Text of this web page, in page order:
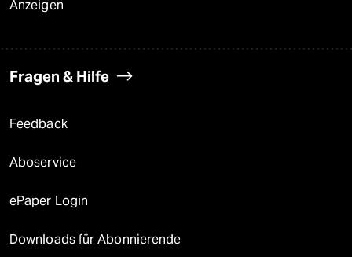
Anzeigen
Fragen & Hilfe
Feedback
Aboservice
ePaper Login
Downloads für Abonnierende